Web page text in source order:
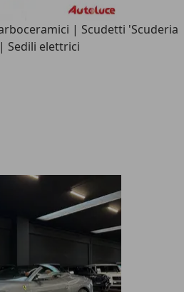
| Scudetti 'Scuderia
Sedili elettrici